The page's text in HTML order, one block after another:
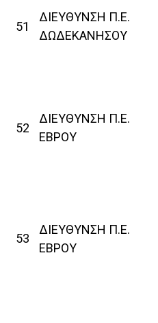
51
ΔΙΕΥΘΥΝΣΗ Π.Ε.
ΔΩΔΕΚΑΝΗΣΟΥ
52
ΔΙΕΥΘΥΝΣΗ Π.Ε.
ΕΒΡΟΥ
53
ΔΙΕΥΘΥΝΣΗ Π.Ε.
ΕΒΡΟΥ